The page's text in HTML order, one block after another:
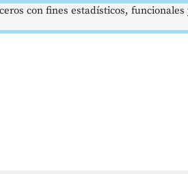
con fines estadísticos,